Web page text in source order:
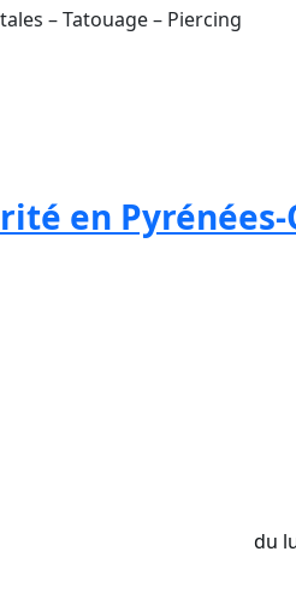
– Tatouage – Piercing
en
du